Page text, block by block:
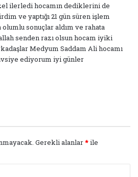
ilerledi hocamın dediklerini de
ve yaptığı 21 gün süren işlem
olumlu sonuçlar aldım ve rahata
senden razı olsun hocam iyiki
Medyum Saddam Ali hocamı
ediyorum iyi günler
Gerekli alanlar*ile